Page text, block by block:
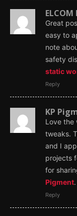
ELCOM
Great
easy to
note
safety
static
Reply
KP
Love the
tweaks.
and I
projects
for
Pigment.
Reply